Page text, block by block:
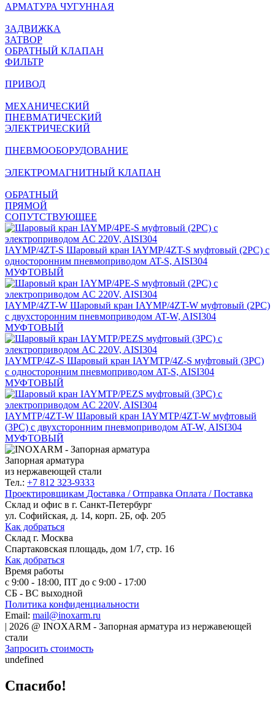
АРМАТУРА ЧУГУННАЯ
ЗАДВИЖКА
ЗАТВОР
ОБРАТНЫЙ КЛАПАН
ФИЛЬТР
ПРИВОД
МЕХАНИЧЕСКИЙ
ПНЕВМАТИЧЕСКИЙ
ЭЛЕКТРИЧЕСКИЙ
ПНЕВМООБОРУДОВАНИЕ
ЭЛЕКТРОМАГНИТНЫЙ КЛАПАН
ОБРАТНЫЙ
ПРЯМОЙ
СОПУТСТВУЮЩЕЕ
IAYMP/4ZT-S Шаровый кран IAYMP/4ZT-S муфтовый (2PC) с
односторонним пневмоприводом AT-S, AISI304
МУФТОВЫЙ
IAYMP/4ZT-W Шаровый кран IAYMP/4ZT-W муфтовый (2PC)
с двухсторонним пневмоприводом AT-W, AISI304
МУФТОВЫЙ
IAYMTP/4Z-S Шаровый кран IAYMTP/4Z-S муфтовый (3PC)
с односторонним пневмоприводом AT-S, AISI304
МУФТОВЫЙ
IAYMTP/4ZT-W Шаровый кран IAYMTP/4ZT-W муфтовый
(3PC) с двухсторонним пневмоприводом AT-W, AISI304
МУФТОВЫЙ
Запорная арматура
из нержавеющей стали
Тел.: +7 812 323-9333
Проектировщикам Доставка / Отправка Оплата / Поставка
Склад и офис в г. Санкт-Петербург
ул. Софийская, д. 14, корп. 2Б, оф. 205
Как добраться
Склад г. Москва
Спартаковская площадь, дом 1/7, стр. 16
Как добраться
Время работы
с 9:00 - 18:00, ПТ до с 9:00 - 17:00
СБ - ВС выходной
Политика конфиденциальности
Email: mail@inoxarm.ru
| 2026 @ INOXARM - Запорная арматура из нержавеющей
стали
Запросить стоимость
undefined
Спасибо!